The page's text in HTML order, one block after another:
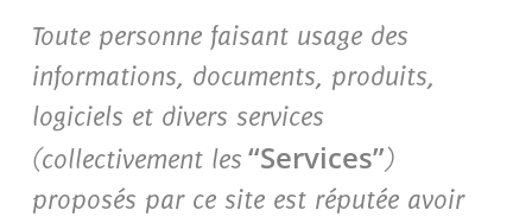
Toute personne faisant usage des
informations, documents, produits,
logiciels et divers services
(collectivement les “Services”)
proposés par ce site est réputée avoir